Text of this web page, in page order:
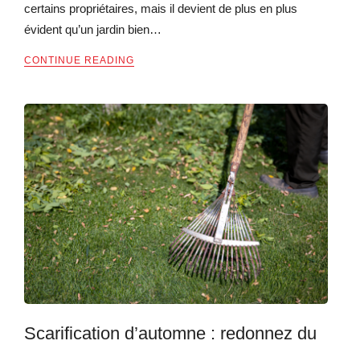
certains propriétaires, mais il devient de plus en plus
évident qu’un jardin bien…
CONTINUE READING
Scarification d’automne : redonnez du